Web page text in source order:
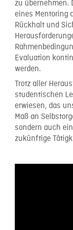
zu übernehmen.
eines Mentoring
Rückhalt und
Evaluation
werden.
Trotz aller
studentischen
erwiesen, das
Maß an
sondern auch
zukünftige